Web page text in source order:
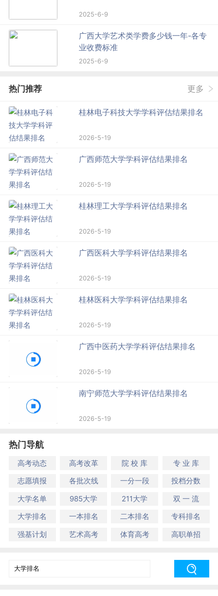
2025-6-9
广西大学艺术类学费多少钱一年-各专
业收费标准
2025-6-9
热门推荐 更多
桂林电子科技大学学科评估结果排名
2026-5-19
广西师范大学学科评估结果排名
2026-5-19
桂林理工大学学科评估结果排名
2026-5-19
广西医科大学学科评估结果排名
2026-5-19
桂林医科大学学科评估结果排名
2026-5-19
广西中医药大学学科评估结果排名
2026-5-19
南宁师范大学学科评估结果排名
2026-5-19
热门导航
高考动态 高考改革 院 校 库
专 业 库
志愿填报
各批次线 一分一段
投档分数
大学名单
985大学 211大学
双 一 流
大学排名
一本排名 二本排名
专科排名
强基计划
艺术高考 体育高考 高职单招